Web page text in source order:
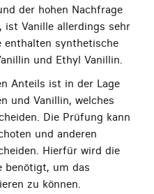
der hohen Nachfrage
ist Vanille allerdings sehr
enthalten synthetische
und Ethyl Vanillin.
Anteils ist in der Lage
und Vanillin, welches
Die Prüfung kann
und anderen
Hierfür wird die
benötigt, um das
zu können.